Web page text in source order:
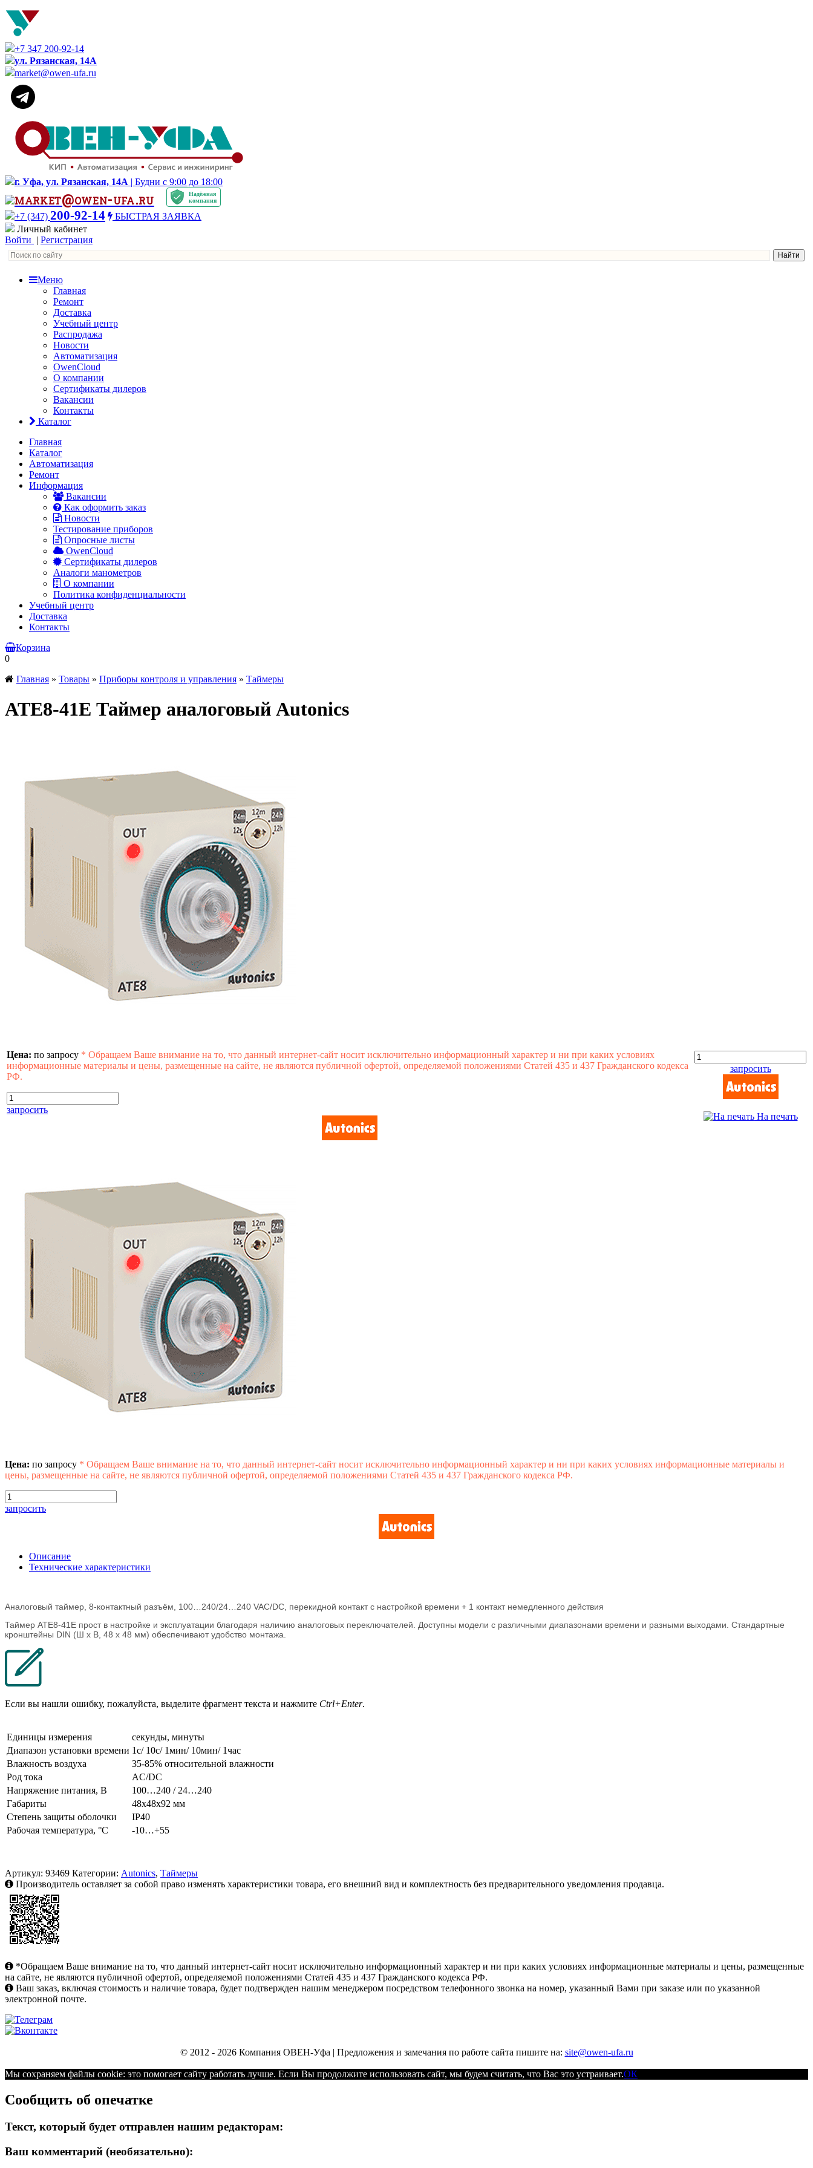
+7 347 200-92-14
ул. Рязанская, 14А
market@owen-ufa.ru
г. Уфа, ул. Рязанская, 14А | Будни с 9:00 до 18:00
market@owen-ufa.ru
Надёжная
компания
+7 (347) 200-92-14
БЫСТРАЯ ЗАЯВКА
Личный кабинет
Войти | Регистрация
Меню
Главная
Ремонт
Доставка
Учебный центр
Распродажа
Новости
Автоматизация
OwenCloud
О компании
Сертификаты дилеров
Вакансии
Контакты
Каталог
Главная
Каталог
Автоматизация
Ремонт
Информация
Вакансии
Как оформить заказ
Новости
Тестирование приборов
Опросные листы
OwenCloud
Сертификаты дилеров
Аналоги манометров
О компании
Политика конфиденциальности
Учебный центр
Доставка
Контакты
Корзина
0
Главная » Товары » Приборы контроля и управления » Таймеры
ATE8-41E Таймер аналоговый Autonics
Цена: по запросу * Обращаем Ваше внимание на то, что данный интернет-сайт носит исключительно информационный характер и ни при каких условиях
информационные материалы и цены, размещенные на сайте, не являются публичной офертой, определяемой положениями Статей 435 и 437 Гражданского кодекса
РФ.
запросить
запросить
На печать
Цена: по запросу * Обращаем Ваше внимание на то, что данный интернет-сайт носит исключительно информационный характер и ни при каких условиях информационные материалы и
цены, размещенные на сайте, не являются публичной офертой, определяемой положениями Статей 435 и 437 Гражданского кодекса РФ.
запросить
Описание
Технические характеристики
Аналоговый таймер, 8-контактный разъём, 100…240/24…240 VAC/DC, перекидной контакт с настройкой времени + 1 контакт немедленного действия
Таймер ATE8-41E прост в настройке и эксплуатации благодаря наличию аналоговых переключателей. Доступны модели с различными диапазонами времени и разными выходами. Стандартные
кронштейны DIN (Ш х В, 48 x 48 мм) обеспечивают удобство монтажа.
Если вы нашли ошибку, пожалуйста, выделите фрагмент текста и нажмите Ctrl+Enter.
Единицы измерения
секунды, минуты
Диапазон установки времени 1c/ 10c/ 1мин/ 10мин/ 1час
Влажность воздуха
35-85% относительной влажности
Род тока
AC/DC
Напряжение питания, В
100…240 / 24…240
Габариты
48х48х92 мм
Степень защиты оболочки
IP40
Рабочая температура, °C
-10…+55
Артикул: 93469 Категории: Autonics, Таймеры
Производитель оставляет за собой право изменять характеристики товара, его внешний вид и комплектность без предварительного уведомления продавца.
*Обращаем Ваше внимание на то, что данный интернет-сайт носит исключительно информационный характер и ни при каких условиях информационные материалы и цены, размещенные
на сайте, не являются публичной офертой, определяемой положениями Статей 435 и 437 Гражданского кодекса РФ.
Ваш заказ, включая стоимость и наличие товара, будет подтвержден нашим менеджером посредством телефонного звонка на номер, указанный Вами при заказе или по указанной
электронной почте.
© 2012 - 2026 Компания ОВЕН-Уфа | Предложения и замечания по работе сайта пишите на: site@owen-ufa.ru
Мы cохраняем файлы cookie: это помогает сайту работать лучше. Если Вы продолжите использовать сайт, мы будем считать, что Вас это устраивает.ОК
Сообщить об опечатке
Текст, который будет отправлен нашим редакторам:
Ваш комментарий (необязательно):